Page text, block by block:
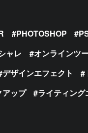
PHOTOSHOP
ャレ オンラインツ
デザインエフェクト
ップ ライティング